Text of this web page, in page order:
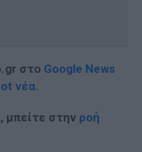
στο Google News
νέα.
, μπείτε στην ροή